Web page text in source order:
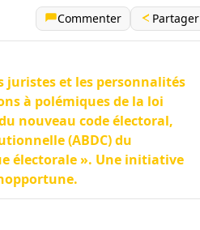
Commenter Partager
juristes et les personnalités
à polémiques de la loi
nouveau code électoral,
(ABDC) du
électorale ». Une initiative